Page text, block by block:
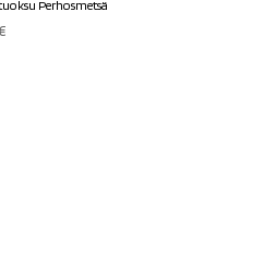
Perhosmetsä